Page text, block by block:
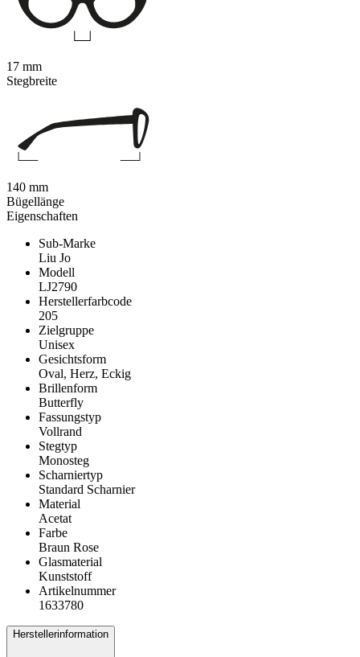
Eigenschaften
Sub-Marke
Liu Jo
Modell
LJ2790
Herstellerfarbcode
205
Zielgruppe
Unisex
Gesichtsform
Oval, Herz, Eckig
Brillenform
Butterfly
Fassungstyp
Vollrand
Stegtyp
Monosteg
Scharniertyp
Standard Scharnier
Material
Acetat
Farbe
Braun Rose
Glasmaterial
Kunststoff
Artikelnummer
1633780
Herstellerinformation
17 mm
Stegbreite
140 mm
Bügellänge